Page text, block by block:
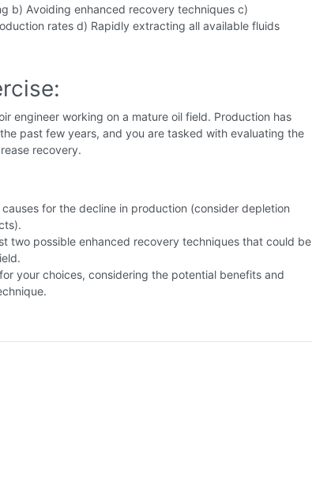
b) Avoiding enhanced recovery techniques c)
rates d) Rapidly extracting all available fluids
engineer working on a mature oil field. Production has
past few years, and you are tasked with evaluating the
recovery.
for the decline in production (consider depletion
two possible enhanced recovery techniques that could be
your choices, considering the potential benefits and